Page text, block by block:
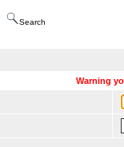
Search
Warning